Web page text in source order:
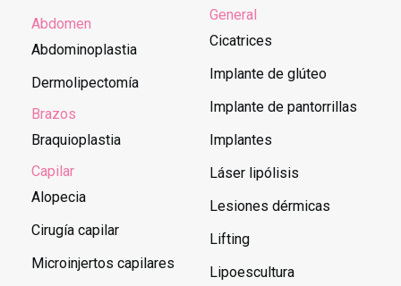
Abdomen
Abdominoplastia
Dermolipectomía
Brazos
Braquioplastia
Capilar
Alopecia
Cirugía capilar
Microinjertos capilares
General
Cicatrices
Implante de glúteo
Implante de pantorrillas
Implantes
Láser lipólisis
Lesiones dérmicas
Lifting
Lipoescultura